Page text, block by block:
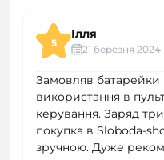
5
Ілля
21 березня 2024
Замовляв батарейки
використання в
керування. Заряд
покупка в Sloboda-
зручною. Дуже